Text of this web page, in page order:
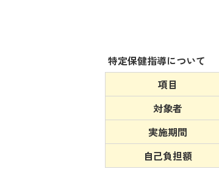
特定保健指導について
項目
対象者
実施期間
自己負担額